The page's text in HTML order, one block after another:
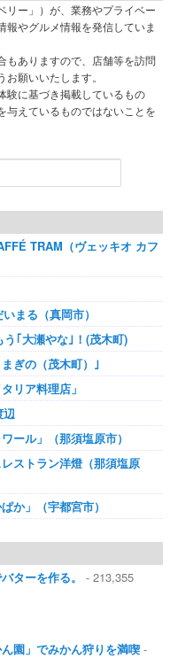
リー」）が、業務やプライベー
報やグルメ情報を発信していま
もありますので、店舗等を訪問
願いいたします。
験に基づき掲載しているもの
与えているものではないことを
TRAM（ヴェッキオ カフ
まる（真岡市）
う｢大瀬やな｣！(茂木町)
ぎの（茂木町）｣
リア料理店」
辺
ール」（那須塩原市）
ストラン洋燈（那須塩原
か」（宇都宮市）
ターを作る。
- 213,355
園」でみかん狩りを満喫 -